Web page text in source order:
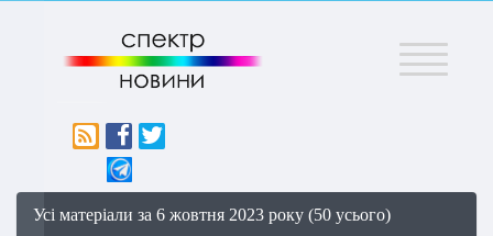
Меню
Усі матеріали за 6 жовтня 2023 року (50 усього)